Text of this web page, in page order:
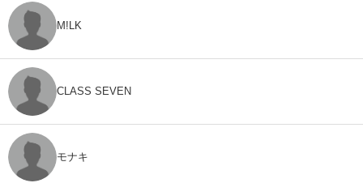
M!LK
CLASS SEVEN
モナキ